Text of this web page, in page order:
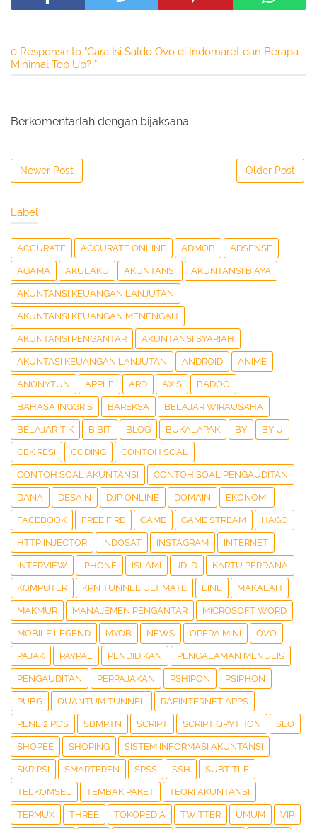
0 Response to "Cara Isi Saldo Ovo di Indomaret dan Berapa
Minimal Top Up? "
Berkomentarlah dengan bijaksana
Newer Post Older Post
Label
ACCURATE ACCURATE ONLINE ADMOB ADSENSE
AGAMA AKULAKU AKUNTANSI AKUNTANSI BIAYA
AKUNTANSI KEUANGAN LANJUTAN
AKUNTANSI KEUANGAN MENENGAH
AKUNTANSI PENGANTAR AKUNTANSI SYARIAH
AKUNTASI KEUANGAN LANJUTAN ANDROID ANIME
ANONYTUN APPLE ARD AXIS BADOO
BAHASA INGGRIS BAREKSA BELAJAR WIRAUSAHA
BELAJAR-TIK BIBIT BLOG BUKALAPAK BY BY U
CEK RESI CODING CONTOH SOAL
CONTOH SOAL AKUNTANSI CONTOH SOAL PENGAUDITAN
DANA DESAIN DJP ONLINE DOMAIN EKONOMI
FACEBOOK FREE FIRE GAME GAME STREAM HAGO
HTTP INJECTOR INDOSAT INSTAGRAM INTERNET
INTERVIEW IPHONE ISLAMI JD ID KARTU PERDANA
KOMPUTER KPN TUNNEL ULTIMATE LINE MAKALAH
MAKMUR MANAJEMEN PENGANTAR MICROSOFT WORD
MOBILE LEGEND MYOB NEWS OPERA MINI OVO
PAJAK PAYPAL PENDIDIKAN PENGALAMAN MENULIS
PENGAUDITAN PERPAJAKAN PSHIPON PSIPHON
PUBG QUANTUM TUNNEL RAFINTERNET APPS
RENE 2 POS SBMPTN SCRIPT SCRIPT QPYTHON SEO
SHOPEE SHOPING SISTEM INFORMASI AKUNTANSI
SKRIPSI SMARTFREN SPSS SSH SUBTITLE
TELKOMSEL TEMBAK PAKET TEORI AKUNTANSI
TERMUX THREE TOKOPEDIA TWITTER UMUM VIP